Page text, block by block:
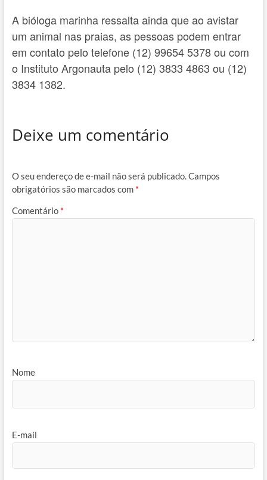
A bióloga marinha ressalta ainda que ao avistar
um animal nas praias, as pessoas podem entrar
em contato pelo telefone (12) 99654 5378 ou com
o Instituto Argonauta pelo (12) 3833 4863 ou (12)
3834 1382.
Deixe um comentário
O seu endereço de e-mail não será publicado.Campos
obrigatórios são marcados com *
Comentário *
Nome
E-mail